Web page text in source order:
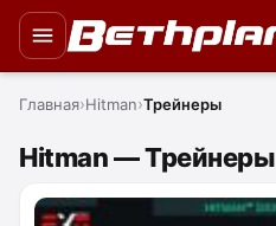
Главная Hitman Трейнеры
Hitman — Трейнеры